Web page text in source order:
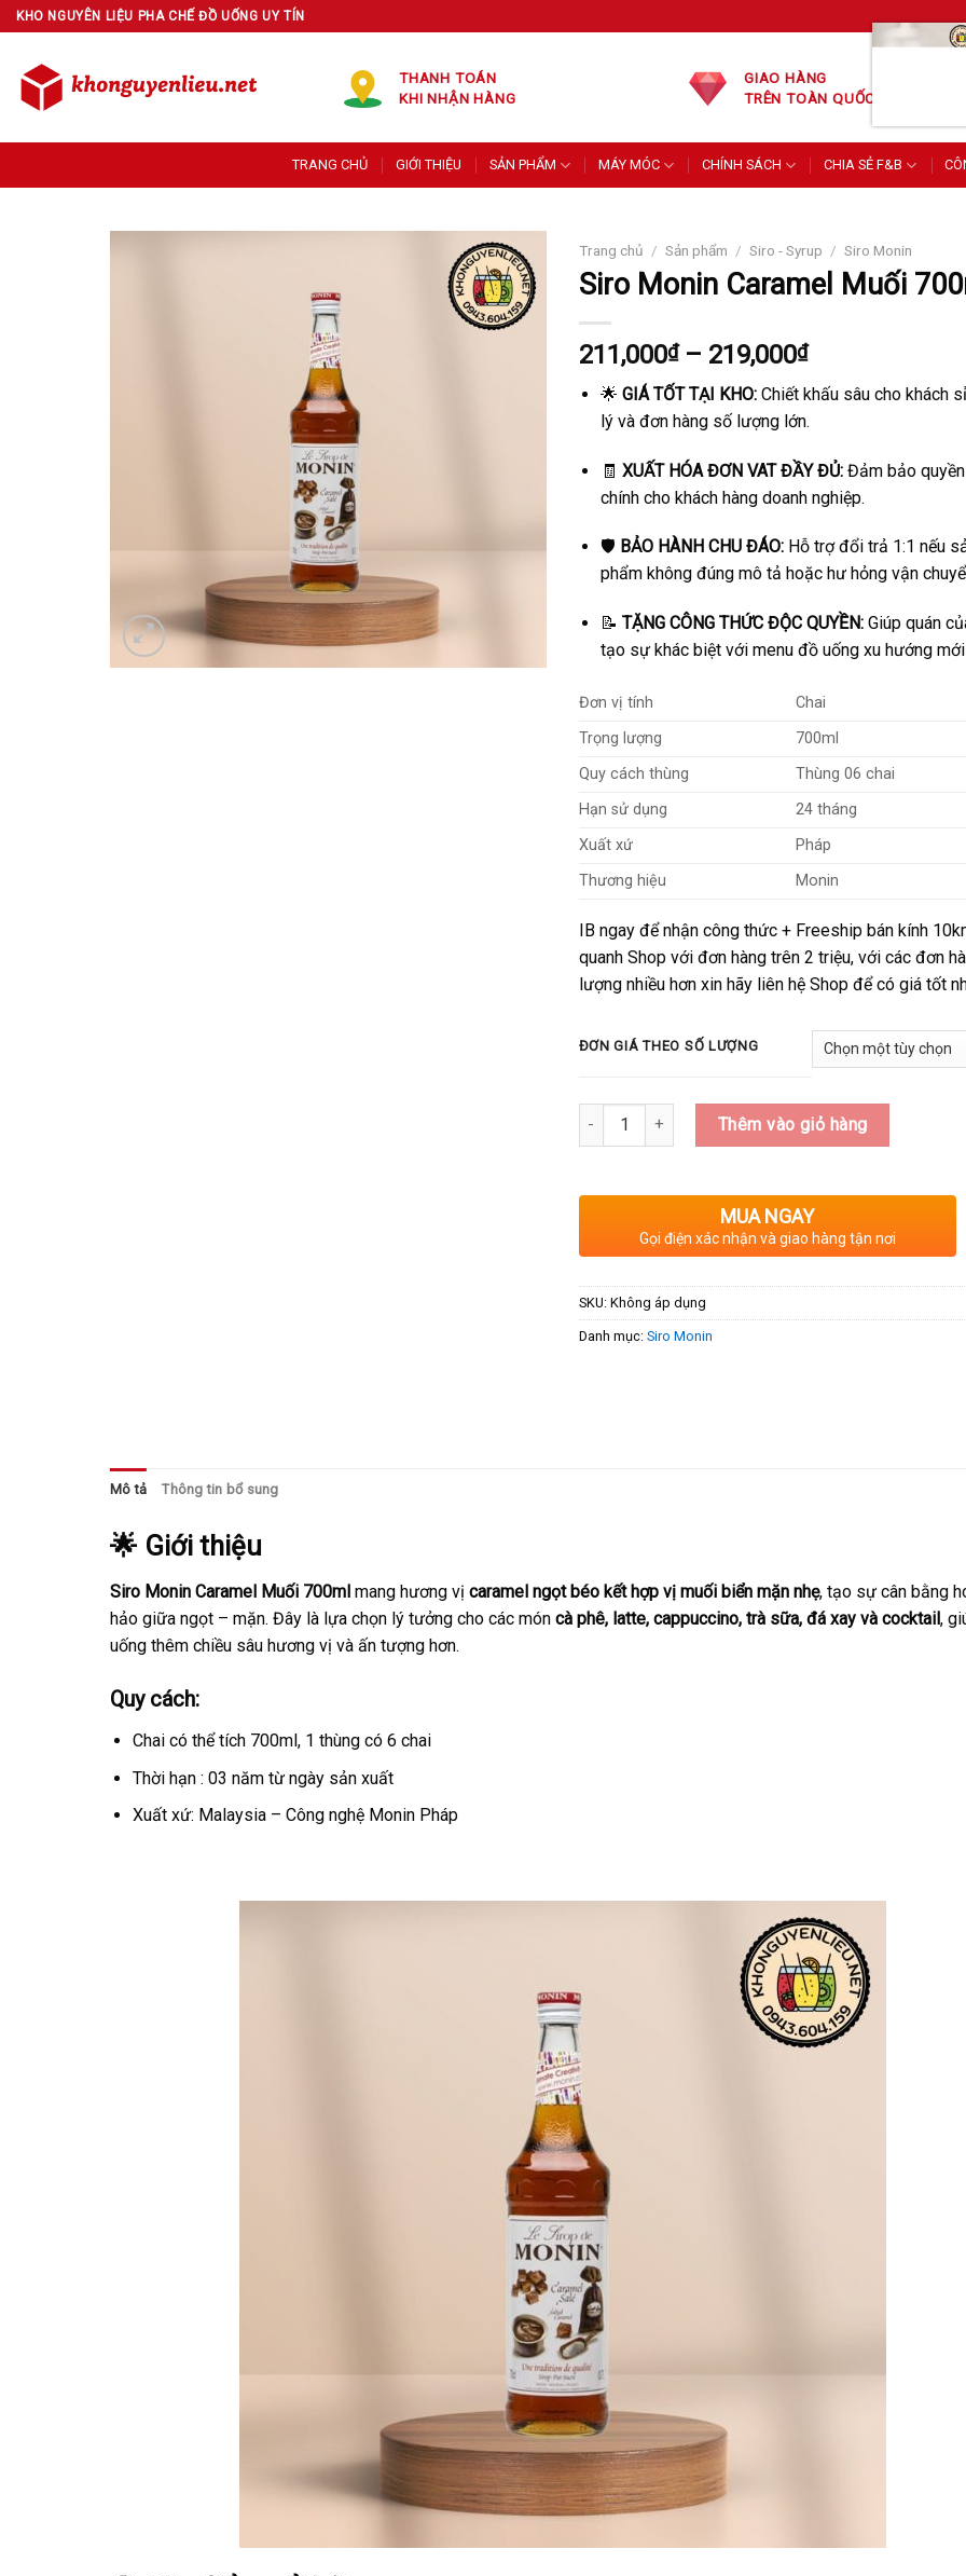
Skip
to
content
KHO NGUYÊN LIỆU PHA CHẾ ĐỒ UỐNG UY TÍN
THANH TOÁN
KHI NHẬN HÀNG
GIAO HÀNG
TRÊN TOÀN QUỐC
TRANG CHỦ GIỚI THIỆU SẢN PHẨM MÁY MÓC CHÍNH SÁCH CHIA SẺ F&B
Trang chủ / Sản phẩm / Siro - Syrup / Siro Monin
Siro Monin Caramel Muối
211,000₫ – 219,000₫Khoảng
giá:
từ
211,000₫
đến
219,000₫
🌟GIÁ TỐT TẠI KHO: Chiết khấu sâu cho khách
lý và đơn hàng số lượng lớn.
🧾XUẤT HÓA ĐƠN VAT ĐẦY ĐỦ: Đảm bảo
chính cho khách hàng doanh nghiệp.
🛡️ BẢO HÀNH CHU ĐÁO: Hỗ trợ đổi trả 1:1 nếu
phẩm không đúng mô tả hoặc hư hỏng vận
📝TẶNG CÔNG THỨC ĐỘC QUYỀN: Giúp quán
tạo sự khác biệt với menu đồ uống xu hướng
Đơn vị tính
Chai
Trọng lượng
700ml
Quy cách thùng
Thùng 06 chai
Hạn sử dụng
24 tháng
Xuất xứ
Pháp
Thương hiệu
Monin
IB ngay để nhận công thức + Freeship bán kính
quanh Shop với đơn hàng trên 2 triệu, với các đơn
lượng nhiều hơn xin hãy liên hệ Shop để có giá tốt
ĐƠN GIÁ THEO SỐ LƯỢNG
Số lượng Thêm vào giỏ hàng
MUA NGAY
Gọi điện xác nhận và giao hàng tận nơi
SKU: Không áp dụng
Danh mục: Siro Monin
Mô tả Thông tin bổ sung
🌟 Giới thiệu
Siro Monin Caramel Muối 700ml mang hương vị caramel ngọt béo kết hợp vị muối biển mặn nhẹ, tạo sự cân bằng
hảo giữa ngọt – mặn. Đây là lựa chọn lý tưởng cho các món cà phê, latte, cappuccino, trà sữa, đá xay và cocktail ,
uống thêm chiều sâu hương vị và ấn tượng hơn.
Quy cách:
Chai có thể tích 700ml, 1 thùng có 6 chai
Thời hạn : 03 năm từ ngày sản xuất
Xuất xứ: Malaysia – Công nghệ Monin Pháp